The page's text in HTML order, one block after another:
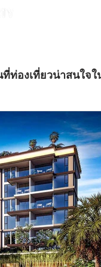
ท่องเที่ยวน่าสนใจ
งหาริมทรัพย์